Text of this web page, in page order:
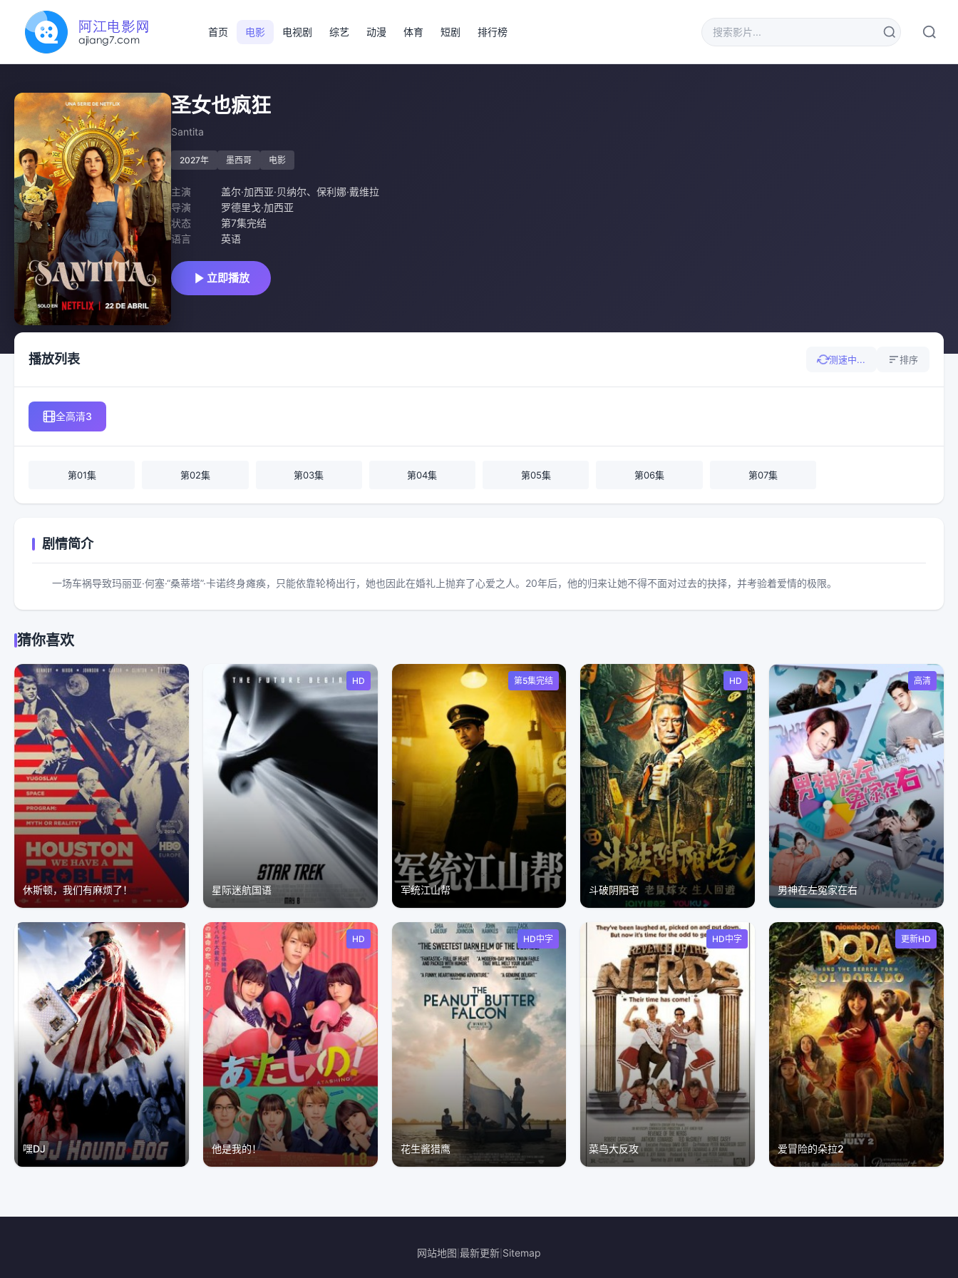
首页 电影 电视剧 综艺 动漫 体育 短剧 排行榜
圣女也疯狂
Santita
2027年 墨西哥 电影
主演 盖尔·加西亚·贝纳尔、 保利娜·戴维拉
导演
罗德里戈·加西亚
状态
第7集完结
语言
英语
立即播放
播放列表 测速中... 排序
全高清3
第01集 第02集 第03集 第04集 第05集 第06集 第07集
剧情简介
一场车祸导致玛丽亚·何塞·“桑蒂塔”·卡诺终身瘫痪，只能依靠轮椅出行，她也因此在婚礼上抛弃了心爱之人。20年后，他的归来让她不得不面对过去的抉择，并考验着爱情的极限。
猜你喜欢
休斯顿，我们有麻烦了！
HD
星际迷航国语
第5集完结
军统江山帮
HD
斗破阴阳宅
高清
男神在左冤家在右
嘿DJ
HD
他是我的！
HD中字
花生酱猎鹰
HD中字
菜鸟大反攻
更新HD
爱冒险的朵拉2
网站地图 最新更新 Sitemap